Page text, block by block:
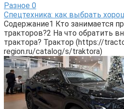
Разное 0
Спецтехника: как выбрать
Содержание1 Кто занимается
тракторов?2 На что обратить
трактора? Трактор (https://
region.ru/catalog/s/traktora)